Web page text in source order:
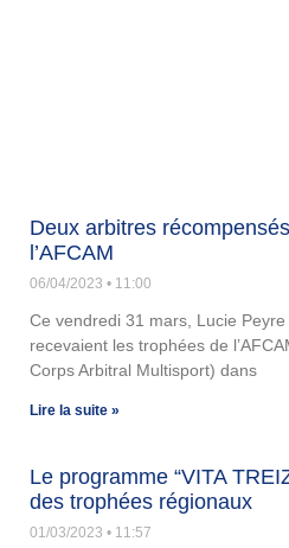
Deux arbitres
l’AFCAM
06/04/2023 11:00
Ce vendredi 31 mars, Lucie Peyre
recevaient les trophées de
Corps Arbitral Multisport) dans
Lire la suite »
Le programme “VITA
des trophées régionaux
01/03/2023 11:57